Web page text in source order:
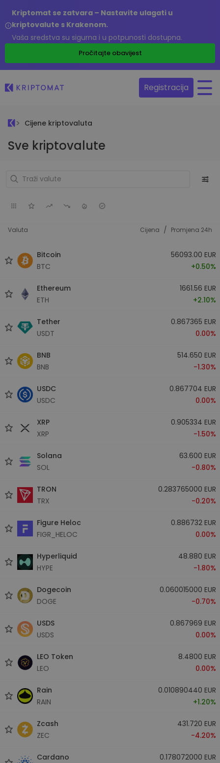
Kriptomat se zatvara – Nastavite ulagati u
kriptovalute s Krakenom.
Vaša sredstva su sigurna i u potpunosti dostupna.
Pročitajte obavijest
Registracija
Cijene kriptovaluta
Sve kriptovalute
Valuta Cijena / Promjena 24h
Bitcoin
BTC
56093.00 EUR
+0.50%
Ethereum
ETH
1661.56 EUR
+2.10%
Tether
USDT
0.867365 EUR
0.00%
BNB
BNB
514.650 EUR
-1.30%
USDC
USDC
0.867704 EUR
0.00%
XRP
XRP
0.905334 EUR
-1.50%
Solana
SOL
63.600 EUR
-0.80%
TRON
TRX
0.283765000 EUR
-0.20%
Figure Heloc
FIGR_HELOC
0.886732 EUR
0.00%
Hyperliquid
HYPE
48.880 EUR
-1.80%
Dogecoin
DOGE
0.060015000 EUR
-0.70%
USDS
USDS
0.867969 EUR
0.00%
LEO Token
LEO
8.4800 EUR
0.00%
Rain
RAIN
0.010890440 EUR
+1.20%
Zcash
ZEC
431.720 EUR
-4.20%
Cardano
0.178072000 EUR